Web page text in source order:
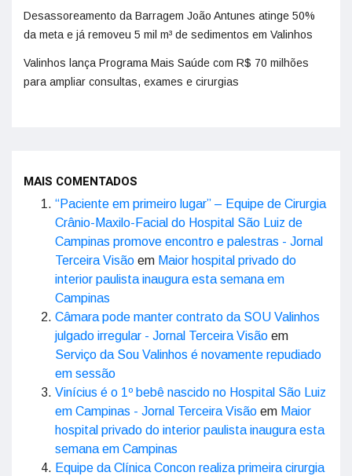
Desassoreamento da Barragem João Antunes atinge 50%
da meta e já removeu 5 mil m³ de sedimentos em Valinhos
Valinhos lança Programa Mais Saúde com R$ 70 milhões
para ampliar consultas, exames e cirurgias
MAIS COMENTADOS
“Paciente em primeiro lugar” – Equipe de Cirurgia
Crânio-Maxilo-Facial do Hospital São Luiz de
Campinas promove encontro e palestras - Jornal
Terceira Visão em Maior hospital privado do
interior paulista inaugura esta semana em
Campinas
Câmara pode manter contrato da SOU Valinhos
julgado irregular - Jornal Terceira Visão em
Serviço da Sou Valinhos é novamente repudiado
em sessão
Vinícius é o 1º bebê nascido no Hospital São Luiz
em Campinas - Jornal Terceira Visão em Maior
hospital privado do interior paulista inaugura esta
semana em Campinas
Equipe da Clínica Concon realiza primeira cirurgia